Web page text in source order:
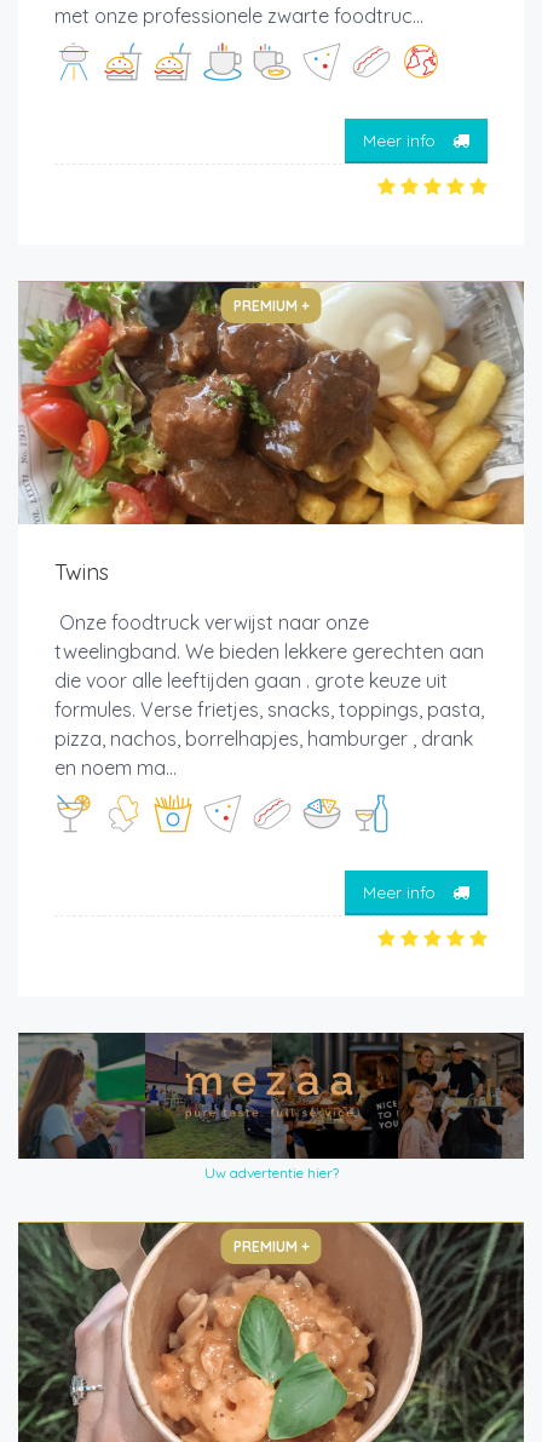
met onze professionele zwarte foodtruc...
Meer info
PREMIUM +
Twins
Onze foodtruck verwijst naar onze
tweelingband. We bieden lekkere gerechten aan
die voor alle leeftijden gaan . grote keuze uit
formules. Verse frietjes, snacks, toppings, pasta,
pizza, nachos, borrelhapjes, hamburger , drank
en noem ma...
Meer info
Uw advertentie hier?
PREMIUM +